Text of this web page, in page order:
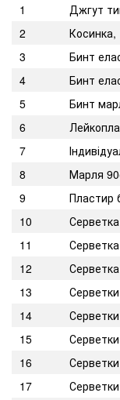
1
Джгут
2
Косинка,
3
Бинт
4
Бинт
5
Бинт
6
7
8
Марля
9
Пластир
10
11
12
13
14
15
16
17